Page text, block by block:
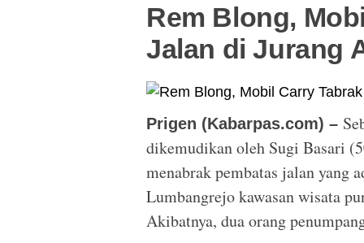
Rem Blong,
Jalan di Jurang
Prigen (Kabarpas.com) –
dikemudikan oleh Sugi Basari
menabrak pembatas jalan yang
Lumbangrejo kawasan wisata
Akibatnya, dua orang